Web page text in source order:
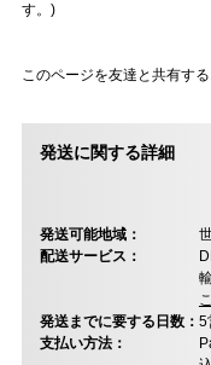
す。)
このページを友達と共有す
発送に関する詳細
発送可能地域：
配送サービス：
発送までに要する日数： 5
支払い方法：